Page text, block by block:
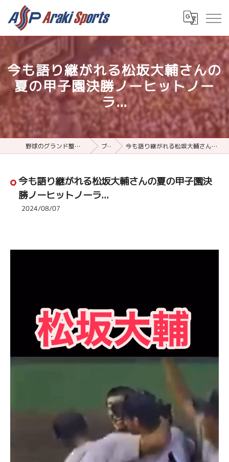
今も語り継がれる松坂大輔さんの
夏の甲子園決勝ノーヒットノー
ラ...
野球のグランド整備用品ならアラキスポーツ ブログ 今も語り継がれる松坂大輔さんの夏の甲子園決勝ノーヒットノーラ...
今も語り継がれる松坂大輔さんの夏の甲子園決
勝ノーヒットノーラ...
2024/08/07